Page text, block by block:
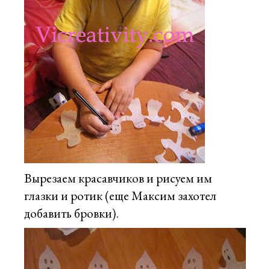
Вырезаем красавчиков и рисуем им
глазки и ротик (еще Максим захотел
добавить бровки).